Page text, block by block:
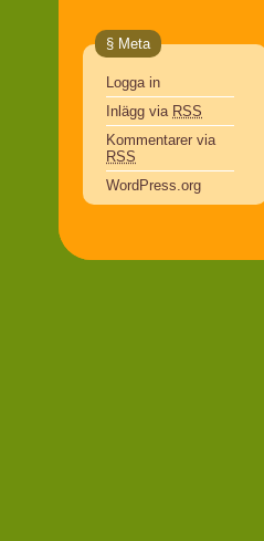
§ Meta
Logga in
Inlägg via RSS
Kommentarer via
RSS
WordPress.org